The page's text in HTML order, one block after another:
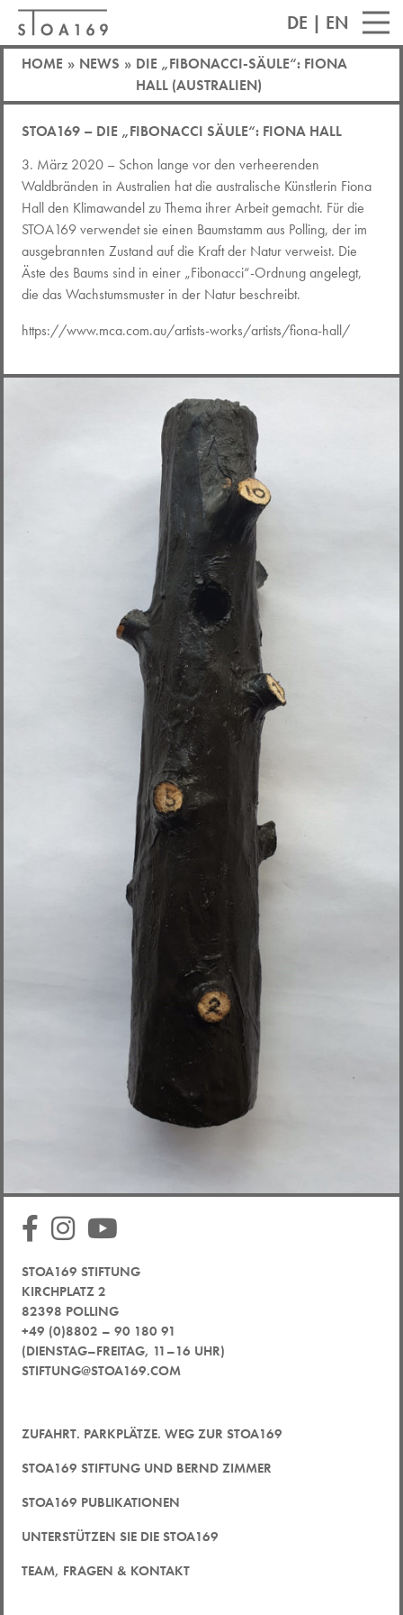
DE | EN
HOME » NEWS » DIE „FIBONACCI-SÄULE“: FIONA
HALL (AUSTRALIEN)
STOA169 – DIE „FIBONACCI SÄULE“: FIONA HALL
3. März 2020 – Schon lange vor den verheerenden
Waldbränden in Australien hat die australische Künstlerin Fiona
Hall den Klimawandel zu Thema ihrer Arbeit gemacht. Für die
STOA169 verwendet sie einen Baumstamm aus Polling, der im
ausgebrannten Zustand auf die Kraft der Natur verweist. Die
Äste des Baums sind in einer „Fibonacci“-Ordnung angelegt,
die das Wachstumsmuster in der Natur beschreibt.
https://www.mca.com.au/artists-works/artists/fiona-hall/
STOA169 STIFTUNG
KIRCHPLATZ 2
82398 POLLING
+49 (0)8802 – 90 180 91
(DIENSTAG–FREITAG, 11–16 UHR)
STIFTUNG@STOA169.COM
ZUFAHRT. PARKPLÄTZE. WEG ZUR STOA169
STOA169 STIFTUNG UND BERND ZIMMER
STOA169 PUBLIKATIONEN
UNTERSTÜTZEN SIE DIE STOA169
TEAM, FRAGEN & KONTAKT